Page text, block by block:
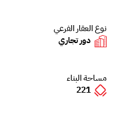
نوع العقار الفرعي
دور تجاري
مساحة البناء
221